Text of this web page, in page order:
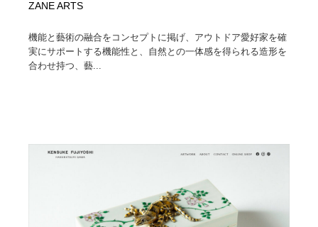
ZANE ARTS
機能と藝術の融合をコンセプトに掲げ、アウトドア愛好家を確
実にサポートする機能性と、自然との一体感を得られる造形を
合わせ持つ、藝...